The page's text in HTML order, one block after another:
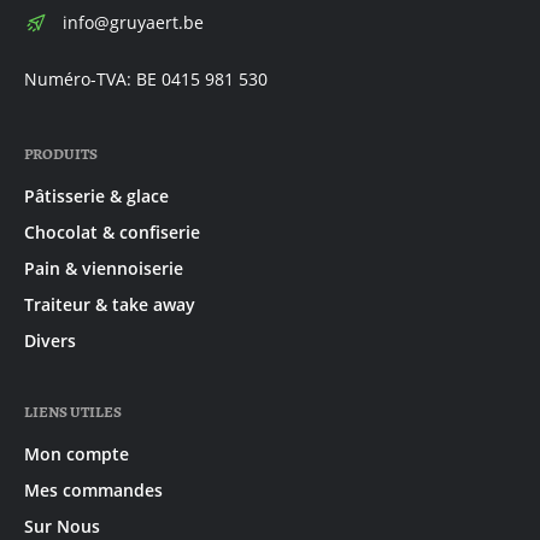
E-
info@gruyaert.be
Numéro-TVA: BE 0415 981 530
PRODUITS
Pâtisserie & glace
Chocolat & confiserie
Pain & viennoiserie
Traiteur & take away
Divers
LIENS UTILES
Mon compte
Mes commandes
Sur Nous